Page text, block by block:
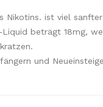
Nikotins. ist viel
beträgt 18mg,
und